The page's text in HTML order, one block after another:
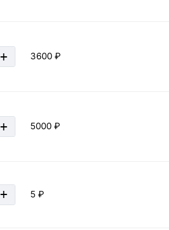
+ 3600 ₽
+ 5000 ₽
+ 5 ₽